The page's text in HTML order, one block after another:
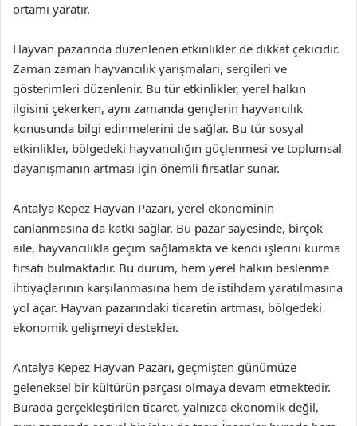
ortamı yaratır.
Hayvan pazarında düzenlenen etkinlikler de dikkat çekicidir.
Zaman zaman hayvancılık yarışmaları, sergileri ve
gösterimleri düzenlenir. Bu tür etkinlikler, yerel halkın
ilgisini çekerken, aynı zamanda gençlerin hayvancılık
konusunda bilgi edinmelerini de sağlar. Bu tür sosyal
etkinlikler, bölgedeki hayvancılığın güçlenmesi ve toplumsal
dayanışmanın artması için önemli fırsatlar sunar.
Antalya Kepez Hayvan Pazarı, yerel ekonominin
canlanmasına da katkı sağlar. Bu pazar sayesinde, birçok
aile, hayvancılıkla geçim sağlamakta ve kendi işlerini kurma
fırsatı bulmaktadır. Bu durum, hem yerel halkın beslenme
ihtiyaçlarının karşılanmasına hem de istihdam yaratılmasına
yol açar. Hayvan pazarındaki ticaretin artması, bölgedeki
ekonomik gelişmeyi destekler.
Antalya Kepez Hayvan Pazarı, geçmişten günümüze
geleneksel bir kültürün parçası olmaya devam etmektedir.
Burada gerçekleştirilen ticaret, yalnızca ekonomik değil,